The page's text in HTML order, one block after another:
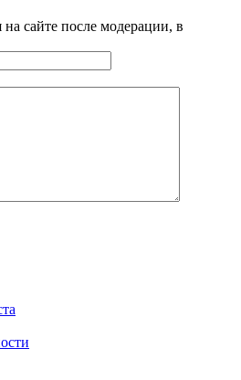
сайте после модерации, в